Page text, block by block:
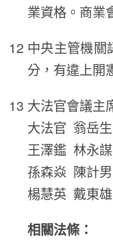
業資格。商業
中央主管機關
分，有違上開
大法官會議
大法官 翁岳
王澤鑑 林永
孫森焱 陳計
楊慧英 戴東
相關法條：